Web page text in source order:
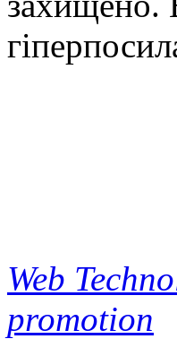
Web
promotion